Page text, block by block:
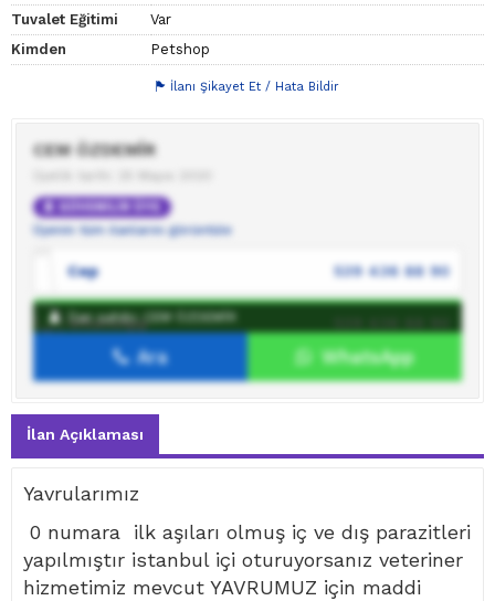
Tuvalet Eğitimi
Var
Kimden
Petshop
İlanı Şikayet Et / Hata Bildir
CEM ÖZDEMİR
Üyenin tüm ilanlarını görüntüle
Cep 539 436 88 90
WhatsApp
İlan sahibine mesaj gönder
İlan sahibi: CEM ÖZDEMİR
Ara WhatsApp
İlan Açıklaması
Yavrularımız
0 numara ilk aşıları olmuş iç ve dış parazitleri
yapılmıştır istanbul içi oturuyorsanız veteriner
hizmetimiz mevcut YAVRUMUZ için maddi